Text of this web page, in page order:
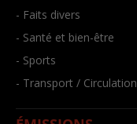
- Faits divers
- Santé et bien-être
- Sports
- Transport / Circulation